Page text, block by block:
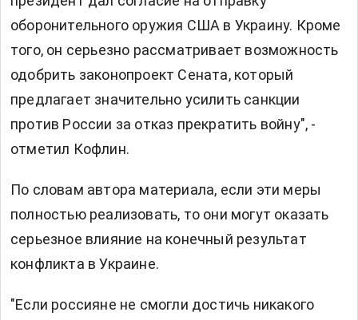
оборонительного оружия США в Украину. Кроме
того, он серьезно рассматривает возможность
одобрить законопроект Сената, который
предлагает значительно усилить санкции
против России за отказ прекратить войну", -
отметил Кофлин.
По словам автора материала, если эти меры
полностью реализовать, то они могут оказать
серьезное влияние на конечный результат
конфликта в Украине.
"Если россияне не смогли достичь никакого